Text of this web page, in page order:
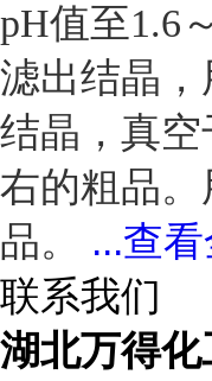
pH值至1.6
滤出结晶，
结晶，真空
右的粗品
品。
...查
联系我们
湖北万得化